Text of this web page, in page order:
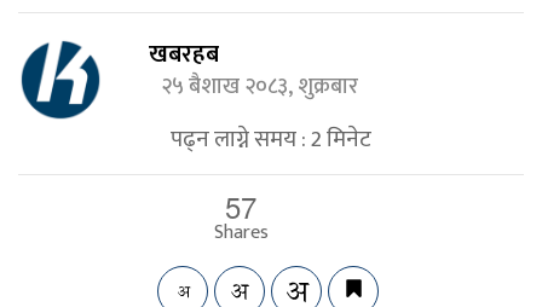
खबरहब
२५ बैशाख २०८३, शुक्रबार
पढ्न लाग्ने समय :2मिनेट
57
Shares